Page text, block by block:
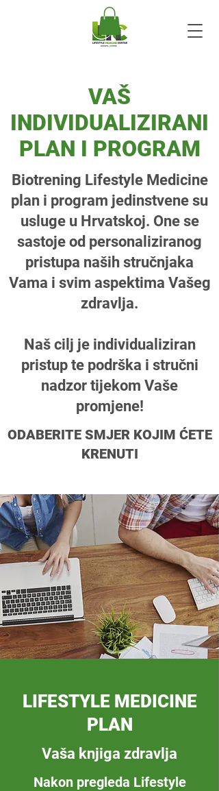
VAŠ
INDIVIDUALIZIRANI
PLAN I PROGRAM
Biotrening Lifestyle Medicine
plan i program jedinstvene su
usluge u Hrvatskoj. One se
sastoje od personaliziranog
pristupa naših stručnjaka
Vama i svim aspektima Vašeg
zdravlja.
Naš cilj je individualiziran
pristup te podrška i stručni
nadzor tijekom Vaše
promjene!
ODABERITE SMJER KOJIM ĆETE
KRENUTI
LIFESTYLE MEDICINE
PLAN
Vaša knjiga zdravlja
Nakon pregleda Lifestyle